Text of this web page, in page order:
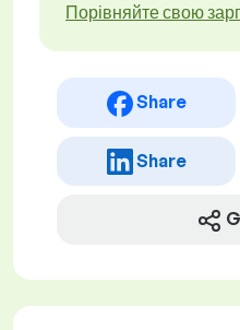
Порівняйте свою
Share
Share